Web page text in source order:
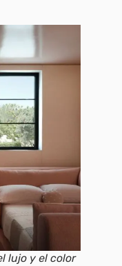
lujo y el color